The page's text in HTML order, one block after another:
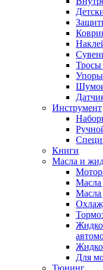
Тросы
Упоры
Инструмент
Книги
Масла и
Масла
Для
Тюнинг